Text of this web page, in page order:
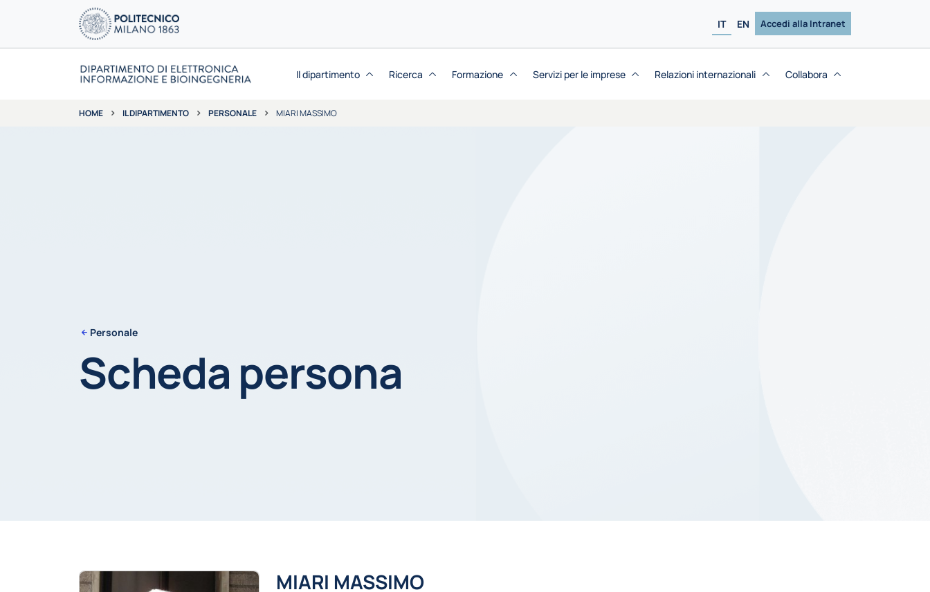
IT EN Accedi alla Intranet
Il dipartimento Ricerca Formazione Servizi per le imprese Relazioni internazionali Collabora
HOME IL DIPARTIMENTO PERSONALE MIARI MASSIMO
Personale
Scheda persona
MIARI MASSIMO